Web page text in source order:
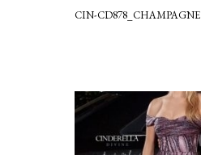
CIN-CD878_CHAMPAGNE